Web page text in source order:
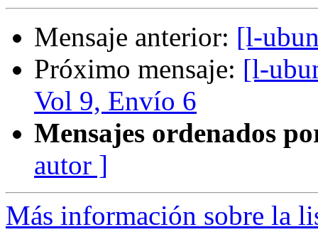
Mensaje anterior: [l-
Próximo mensaje: [l-
Vol 9, Envío 6
Mensajes ordenados
autor ]
Más información sobre la